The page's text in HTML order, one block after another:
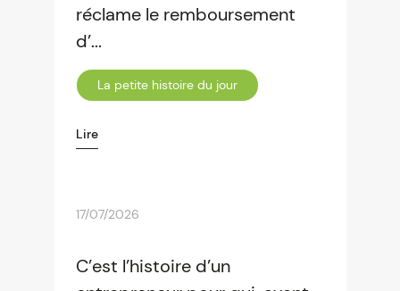
réclame le remboursement
d’...
La petite histoire du jour
Lire
17/07/2026
C’est l’histoire d’un